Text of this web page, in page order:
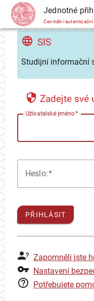
CAS Jednotné
Centrální
SIS
Studijní informační
Zadejte své
Uživatelské jméno
Heslo:
PŘIHLÁSIT
Zapomněli jste
Nastavení
Potřebujete